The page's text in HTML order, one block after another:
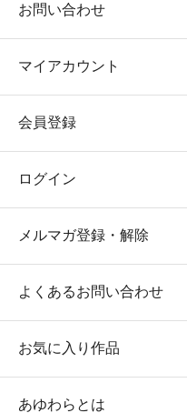
お問い合わせ
マイアカウント
会員登録
ログイン
メルマガ登録・解除
よくあるお問い合わせ
お気に入り作品
あゆわらとは